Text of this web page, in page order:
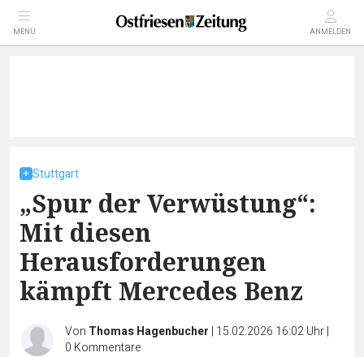
MENÜ ANMELDEN
Stuttgart
„Spur der Verwüstung“:
Mit diesen
Herausforderungen
kämpft Mercedes Benz
Von Thomas Hagenbucher | 15.02.2026 16:02 Uhr|
0 Kommentare